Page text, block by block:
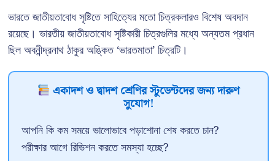
ভারতে জাতীয়তাবোধ সৃষ্টিতে সাহিত্যের মতো চিত্রকলারও বিশেষ অবদান
রয়েছে। ভারতীয় জাতীয়তাবোধ সৃষ্টিকারী চিত্রগুলির মধ্যে অন্যতম প্রধান
ছিল অবনীন্দ্রনাথ ঠাকুর অঙ্কিত ‘ভারতমাতা’ চিত্রটি।
একাদশ ও দ্বাদশ শ্রেণির স্টুডেন্টদের জন্য দারুণ
সুযোগ!
আপনি কি কম সময়ে ভালোভাবে পড়াশোনা শেষ করতে চান?
পরীক্ষার আগে রিভিশন করতে সমস্যা হচ্ছে?